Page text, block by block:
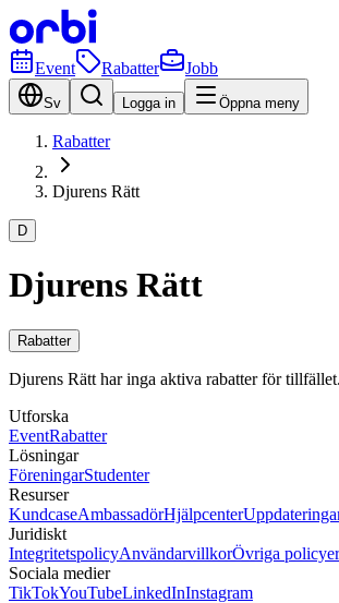
Event Rabatter Jobb
Sv Logga in Öppna meny
Rabatter
Djurens Rätt
D
Djurens Rätt
Rabatter
Djurens Rätt har inga aktiva rabatter för tillfället.
Utforska
EventRabatter
Lösningar
FöreningarStudenter
Resurser
KundcaseAmbassadörHjälpcenter
Juridiskt
IntegritetspolicyAnvändarvillkorÖvriga policyer
Sociala medier
TikTokYouTubeLinkedInInstagram